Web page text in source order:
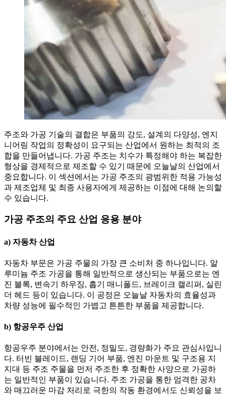
주조와 가공 기술의 결합은 부품의 강도, 설계의 다양성, 엔지
니어링 작업의 정확성이 요구되는 산업에서 원하는 최적의 조
합을 만들어냅니다. 가공 주조는 치수가 특정해야 하는 복잡한
형상을 경제적으로 제조할 수 있기 때문에 오늘날의 산업에서
중요합니다. 이 섹션에서는 가공 주조의 광범위한 적용 가능성
과 제조업체 및 최종 사용자에게 제공하는 이점에 대해 논의할
수 있습니다.
가공 주조의 주요 산업 응용 분야
a) 자동차 산업
자동차 부문은 가공 주물의 가장 큰 소비처 중 하나입니다. 알
루미늄 주조 가공을 통해 일반적으로 생산되는 부품으로는 엔
진 블록, 변속기 하우징, 흡기 매니폴드, 브레이크 캘리퍼, 실린
더 헤드 등이 있습니다. 이 공정은 오늘날 자동차의 효율성과
차량 성능에 필수적인 가볍고 튼튼한 부품을 제공합니다.
b) 항공우주 산업
항공우주 분야에서는 안전, 정밀도, 경량화가 주요 관심사입니
다. 터빈 블레이드, 랜딩 기어 부품, 엔진 마운트 및 구조용 지
지대 등 주조 주물을 먼저 주조한 후 정확한 사양으로 가공하
는 일반적인 부품이 있습니다. 주조 가공을 통한 엄격한 공차
와 매끄러운 마감 처리로 극한의 작동 환경에서도 신뢰성을 보